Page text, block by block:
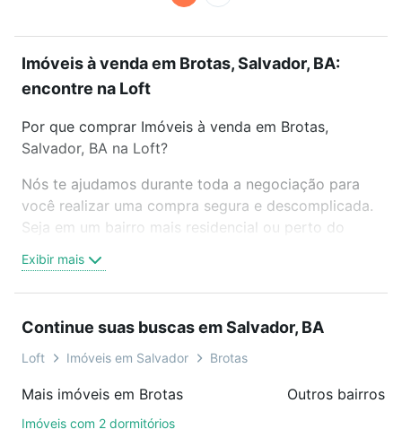
Imóveis à venda em Brotas, Salvador, BA:
encontre na Loft
Por que comprar Imóveis à venda em Brotas,
Salvador, BA na Loft?
Nós te ajudamos durante toda a negociação para
você realizar uma compra segura e descomplicada.
Seja em um bairro mais residencial ou perto do
oferta ideal de Imóveis à venda em Brotas,
Salvador, BA para conquistar seu sonho. Agende
sem compromisso e você ainda conta com mais de
46 mil corretores e imobiliárias te ajudando na
Como escolher um imóvel?
Exibir mais
Continue suas buscas em Salvador, BA
Loft Imóveis em Salvador Brotas
Mais imóveis em Brotas
Imóveis com 2 dormitórios
Outros bairros